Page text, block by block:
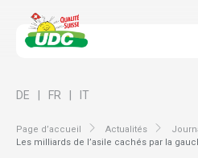
Page d’accueil Actualités
Les milliards de l’asile cachés par la
DE FR IT